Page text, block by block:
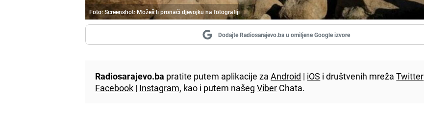
Foto: Screenshot: Možeš li pronaći djevojku na fotografiji
Dodajte Radiosarajevo.ba u omiljene Google izvore
Radiosarajevo.ba pratite putem aplikacije zaAndroid | iOS i društvenih mrežaTwitter
Facebook | Instagram, kao i putem našegViber Chata.